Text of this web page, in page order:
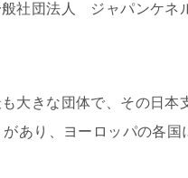
社団法人 ジャパンケネ
大きな団体で、その日本
あり、ヨーロッパの各